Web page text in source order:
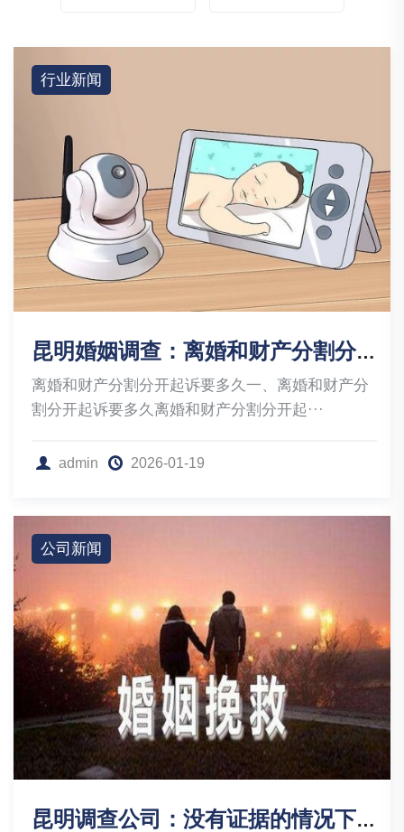
行业新闻
昆明婚姻调查：离婚和财产分割分开起诉要多久
离婚和财产分割分开起诉要多久一、离婚和财产分
割分开起诉要多久离婚和财产分割分开起···
admin 2026-01-19
公司新闻
昆明调查公司：没有证据的情况下该如何判决